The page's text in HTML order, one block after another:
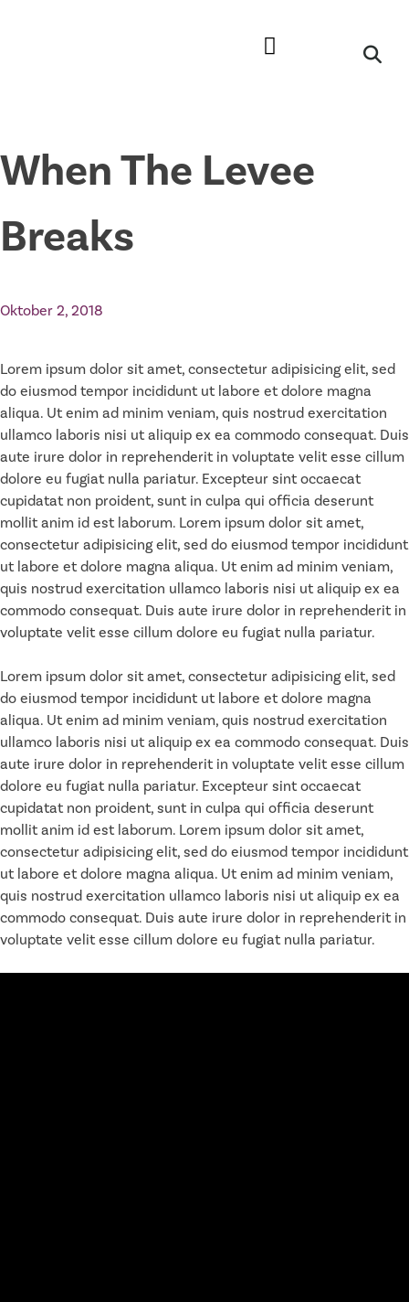
When The Levee
Breaks
Oktober 2, 2018
Lorem ipsum dolor sit amet, consectetur adipisicing elit, sed
do eiusmod tempor incididunt ut labore et dolore magna
aliqua. Ut enim ad minim veniam, quis nostrud exercitation
ullamco laboris nisi ut aliquip ex ea commodo consequat. Duis
aute irure dolor in reprehenderit in voluptate velit esse cillum
dolore eu fugiat nulla pariatur. Excepteur sint occaecat
cupidatat non proident, sunt in culpa qui officia deserunt
mollit anim id est laborum. Lorem ipsum dolor sit amet,
consectetur adipisicing elit, sed do eiusmod tempor incididunt
ut labore et dolore magna aliqua. Ut enim ad minim veniam,
quis nostrud exercitation ullamco laboris nisi ut aliquip ex ea
commodo consequat. Duis aute irure dolor in reprehenderit in
voluptate velit esse cillum dolore eu fugiat nulla pariatur.
Lorem ipsum dolor sit amet, consectetur adipisicing elit, sed
do eiusmod tempor incididunt ut labore et dolore magna
aliqua. Ut enim ad minim veniam, quis nostrud exercitation
ullamco laboris nisi ut aliquip ex ea commodo consequat. Duis
aute irure dolor in reprehenderit in voluptate velit esse cillum
dolore eu fugiat nulla pariatur. Excepteur sint occaecat
cupidatat non proident, sunt in culpa qui officia deserunt
mollit anim id est laborum. Lorem ipsum dolor sit amet,
consectetur adipisicing elit, sed do eiusmod tempor incididunt
ut labore et dolore magna aliqua. Ut enim ad minim veniam,
quis nostrud exercitation ullamco laboris nisi ut aliquip ex ea
commodo consequat. Duis aute irure dolor in reprehenderit in
voluptate velit esse cillum dolore eu fugiat nulla pariatur.